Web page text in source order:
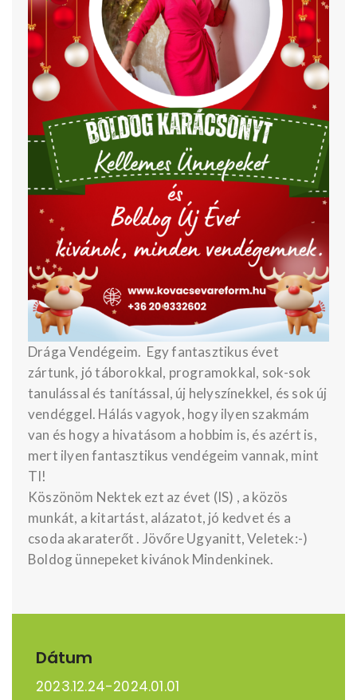
Drága Vendégeim. Egy fantasztikus évet
zártunk, jó táborokkal, programokkal, sok-sok
tanulással és tanítással, új helyszínekkel, és sok új
vendéggel. Hálás vagyok, hogy ilyen szakmám
van és hogy a hivatásom a hobbim is, és azért is,
mert ilyen fantasztikus vendégeim vannak, mint
TI!
Köszönöm Nektek ezt az évet (IS) , a közös
munkát, a kitartást, alázatot, jó kedvet és a
csoda akaraterőt . Jövőre Ugyanitt, Veletek:-)
Boldog ünnepeket kivánok Mindenkinek.
Dátum
2023.12.24-2024.01.01